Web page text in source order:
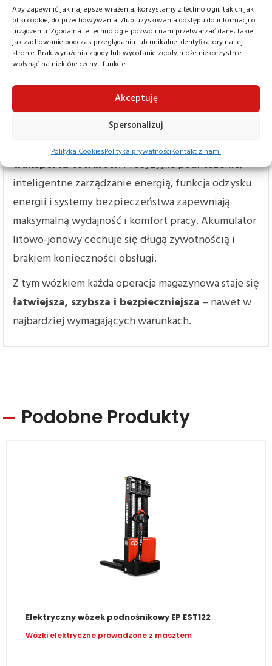
Aby zapewnić jak najlepsze wrażenia, korzystamy z technologii, takich jak
pliki cookie, do przechowywania i/lub uzyskiwania dostępu do informacji o
urządzeniu. Zgoda na te technologie pozwoli nam przetwarzać dane, takie
jak zachowanie podczas przeglądania lub unikalne identyfikatory na tej
stronie. Brak wyrażenia zgody lub wycofanie zgody może niekorzystnie
wpłynąć na niektóre cechy i funkcje.
Akceptuję
Spersonalizuj
Polityka CookiesPolityka prywatnościKontakt z nami
3 programy jazdy i funkcja pełzaniadla bezpiecznej
pracy w wąskich przestrzeniach
Kompaktowe wymiary i mały promień skrętu–
doskonały w magazynach o ograniczonej przestrzeni
Intuicyjna obsługa
dzięki kodowi PIN, ergonomicznemu
dyszlowi i 2-calowemu wyświetlaczowi
Dlaczego warto?
EJC 010i ZT to rozwiązanie dla firm, które oczekują
szybkiego, energooszczędnego i bezpiecznego
transportu towarów. Precyzyjne podnoszenie,
inteligentne zarządzanie energią, funkcja odzysku
energii i systemy bezpieczeństwa zapewniają
maksymalną wydajność i komfort pracy. Akumulator
litowo-jonowy cechuje się długą żywotnością i
brakiem konieczności obsługi.
Z tym wózkiem każda operacja magazynowa staje się
łatwiejsza, szybsza i bezpieczniejsza – nawet w
najbardziej wymagających warunkach.
Podobne Produkty
Elektryczny wózek podnośnikowy EP EST122
Wózki elektryczne prowadzone z masztem